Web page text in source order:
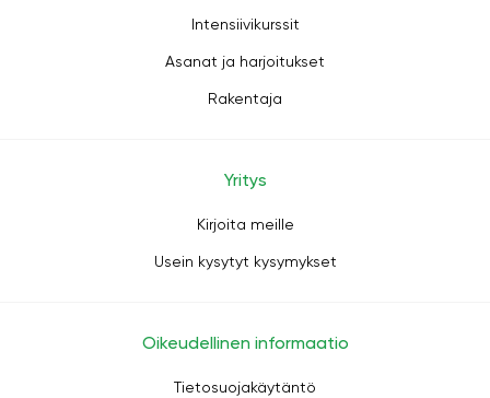
Intensiivikurssit
Asanat ja harjoitukset
Rakentaja
Yritys
Kirjoita meille
Usein kysytyt kysymykset
Oikeudellinen informaatio
Tietosuojakäytäntö